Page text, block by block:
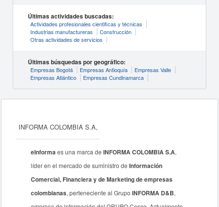
Últimas actividades buscadas:
Actividades profesionales cientificas y técnicas
Industrias manufactureras
Construcción
Otras actividades de servicios
Últimas búsquedas por geográfico:
Empresas Bogotá Empresas Antioquía
Empresas Valle
Empresas Atlántico
Empresas Cundinamarca
INFORMA COLOMBIA S.A,
eInformaes una marca deINFORMA COLOMBIA S.A,
líder en el mercado de suministro deInformación
Comercial, Financiera y de Marketing de empresas
colombianas, perteneciente al GrupoINFORMA D&B,